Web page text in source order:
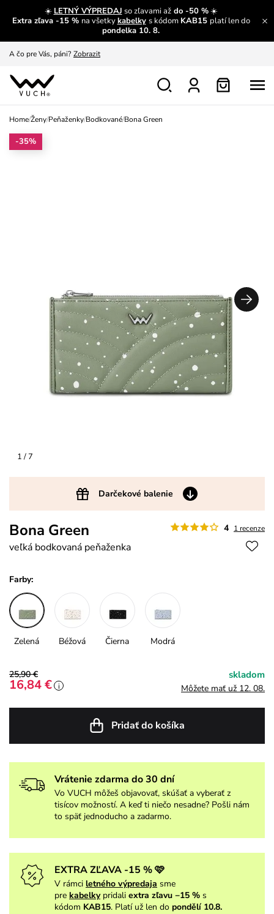
☀️ LETNÝ VÝPREDAJ so zľavami aždo -50 %☀️
Extra zľava -15 % na všetkykabelky s kódom KAB15 platí len do
pondelka 10. 8.
Prečítať viac
A čo pre Vás, páni? Zobrazit
S čím chybu neurobíš?
Nech sa inšpirovať Zobraziť
Home/Ženy/Peňaženky/Bodkované/Bona Green
1/ 7
Darčekové balenie
-35%
4 1 recenze
Bona Green
veľká bodkovaná peňaženka
Farby:
Zelená Béžová Čierna Modrá
25,90 €
16,84 € i
skladom
Môžete mať už 12. 08.
Pridať do košíka
Vrátenie zdarma do 30 dní
Vo VUCH môžeš objavovať, skúšať a vyberať z
tisícov možností. A keď ti niečo nesadne? Pošli nám
to späť jednoducho a zadarmo.
EXTRA ZĽAVA -15 % 🩷
V rámci letného výpredaja sme
pre kabelky pridali extra zľavu −15 % s
kódom KAB15. Platí už len do pondělí 10.8.